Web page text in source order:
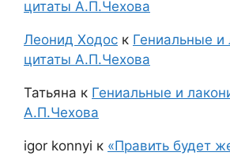
цитаты А.П.Чехова
Леонид Ходос к Гениальные и
цитаты А.П.Чехова
Татьяна к Гениальные и
А.П.Чехова
igor konnyi к «Править будет